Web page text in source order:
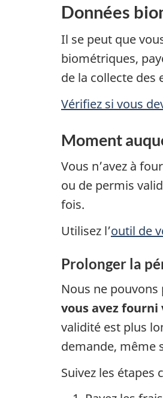
Données
Il se peut que
biométriques,
de la collecte des
Vérifiez si vous
Moment
Vous n’avez à
ou de permis
fois.
Utilisez l’outil de
Prolonger la
Nous ne
vous avez
validité est plus
demande, même
Suivez les